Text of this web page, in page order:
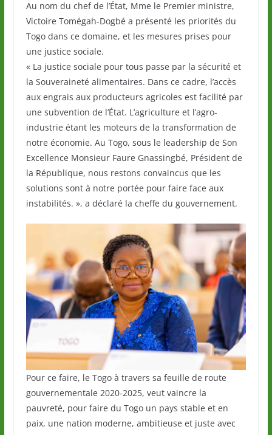
Au nom du chef de l’État, Mme le Premier ministre,
Victoire Tomégah-Dogbé a présenté les priorités du
Togo dans ce domaine, et les mesures prises pour
une justice sociale.
« La justice sociale pour tous passe par la sécurité et
la Souveraineté alimentaires. Dans ce cadre, l’accès
aux engrais aux producteurs agricoles est facilité par
une subvention de l’État. L’agriculture et l’agro-
industrie étant les moteurs de la transformation de
notre économie. Au Togo, sous le leadership de Son
Excellence Monsieur Faure Gnassingbé, Président de
la République, nous restons convaincus que les
solutions sont à notre portée pour faire face aux
instabilités. », a déclaré la cheffe du gouvernement.
Pour ce faire, le Togo à travers sa feuille de route
gouvernementale 2020-2025, veut vaincre la
pauvreté, pour faire du Togo un pays stable et en
paix, une nation moderne, ambitieuse et juste avec